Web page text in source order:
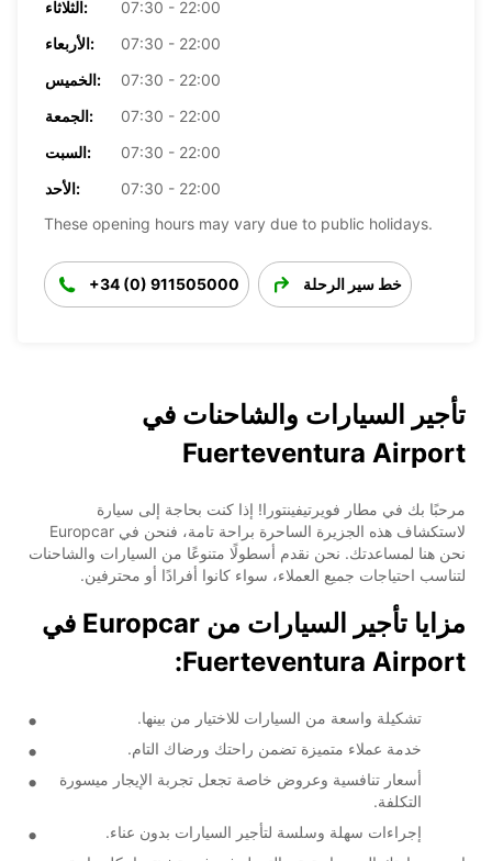
الثلاثاء:
07:30 - 22:00
الأربعاء:
07:30 - 22:00
الخميس:
07:30 - 22:00
الجمعة:
07:30 - 22:00
السبت:
07:30 - 22:00
الأحد:
07:30 - 22:00
These opening hours may vary due to public holidays.
+34 (0) 911505000 خط سير الرحلة
تأجير السيارات والشاحنات في
Fuerteventura Airport
مرحبًا بك في مطار فويرتيفينتورا! إذا كنت بحاجة إلى سيارة
لاستكشاف هذه الجزيرة الساحرة براحة تامة، فنحن في Europcar
نحن هنا لمساعدتك. نحن نقدم أسطولًا متنوعًا من السيارات والشاحنات
لتناسب احتياجات جميع العملاء، سواء كانوا أفرادًا أو محترفين.
مزايا تأجير السيارات من Europcar في
Fuerteventura Airport:
تشكيلة واسعة من السيارات للاختيار من بينها.
خدمة عملاء متميزة تضمن راحتك ورضاك التام.
أسعار تنافسية وعروض خاصة تجعل تجربة الإيجار ميسورة
التكلفة.
إجراءات سهلة وسلسة لتأجير السيارات بدون عناء.